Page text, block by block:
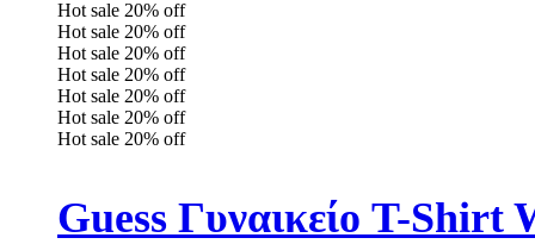
Hot sale 20% off
Hot sale 20% off
Hot sale 20% off
Hot sale 20% off
Hot sale 20% off
Hot sale 20% off
Hot sale 20% off
Guess Γυναικείο T-